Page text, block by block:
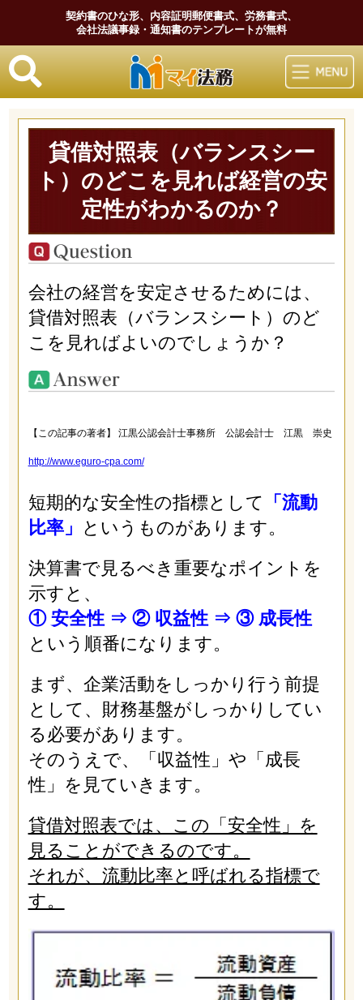
契約書のひな形、内容証明郵便書式、労務書式、
会社法議事録・通知書のテンプレートが無料
マイ法務
貸借対照表（バランスシー
ト）のどこを見れば経営の安
定性がわかるのか？
会社の経営を安定させるためには、
貸借対照表（バランスシート）のど
こを見ればよいのでしょうか？
【この記事の著者】 江黒公認会計士事務所 公認会計士 江黒 崇史
http://www.eguro-cpa.com/
短期的な安全性の指標として
「流動
比率」 というものがあります。
決算書で見るべき重要なポイントを
示すと、
① 安全性 ⇒ ② 収益性 ⇒ ③ 成長性
という順番になります。
まず、企業活動をしっかり行う前提
として、財務基盤がしっかりしてい
る必要があります。
そのうえで、「収益性」や「成長
性」を見ていきます。
貸借対照表では、この「安全性」を
見ることができるのです。
それが、流動比率と呼ばれる指標で
す。